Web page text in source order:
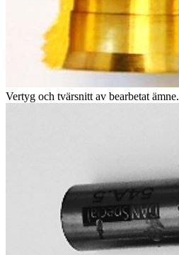
Vertyg och tvärsnitt av bearbetat ämne.